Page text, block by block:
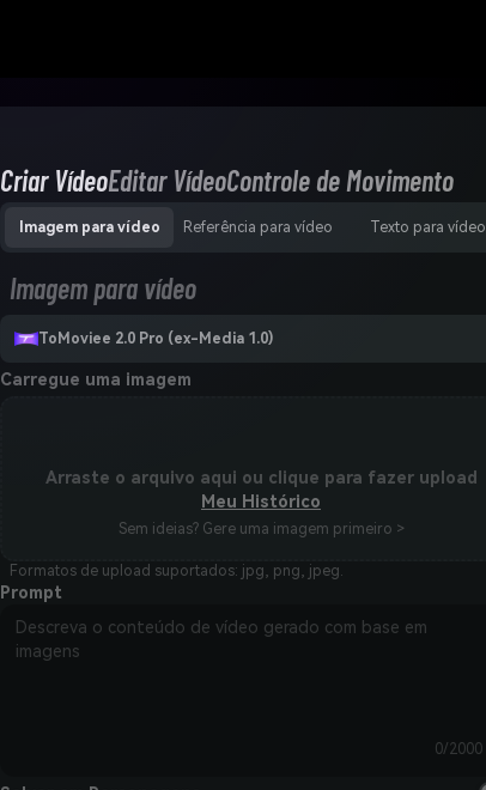
Criar VídeoEditar VídeoControle de Movimento
Imagem para vídeo Referência para vídeo Texto para vídeo
Imagem para vídeo
ToMoviee 2.0 Pro (ex-Media 1.0)
Carregue uma imagem
Arraste o arquivo aqui ou clique para fazer upload
Meu Histórico
Sem ideias? Gere uma imagem primeiro >
Formatos de upload suportados: jpg, png, jpeg.
Prompt
0/2000